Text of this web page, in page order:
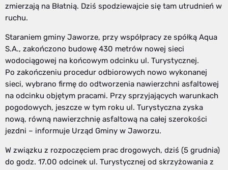
zmierzają na Błatnią. Dziś spodziewajcie się tam utrudnień w
ruchu.
Staraniem gminy Jaworze, przy współpracy ze spółką Aqua
S.A., zakończono budowę 430 metrów nowej sieci
wodociągowej na końcowym odcinku ul. Turystycznej.
Po zakończeniu procedur odbiorowych nowo wykonanej
sieci, wybrano firmę do odtworzenia nawierzchni asfaltowej
na odcinku objętym pracami. Przy sprzyjających warunkach
pogodowych, jeszcze w tym roku ul. Turystyczna zyska
nową, równą nawierzchnię asfaltową na całej szerokości
jezdni – informuje Urząd Gminy w Jaworzu.
W związku z rozpoczęciem prac drogowych, dziś (5 grudnia)
do godz. 17.00 odcinek ul. Turystycznej od skrzyżowania z